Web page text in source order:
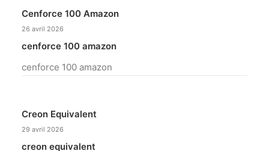
Cenforce 100 Amazon
26 avril 2026
cenforce 100 amazon
cenforce 100 amazon
Creon Equivalent
29 avril 2026
creon equivalent